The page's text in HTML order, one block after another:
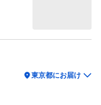
location_on東京都にお届け